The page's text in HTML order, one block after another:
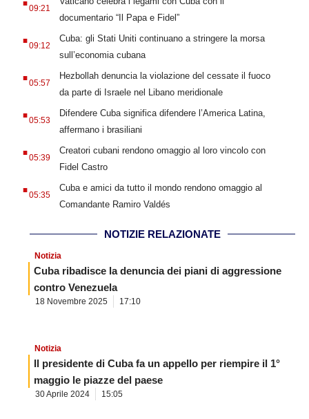
09:21
documentario “Il Papa e Fidel”
.09:12
Cuba: gli Stati Uniti continuano a stringere la morsa
sull’economia cubana
.05:57
Hezbollah denuncia la violazione del cessate il fuoco
da parte di Israele nel Libano meridionale
.05:53
Difendere Cuba significa difendere l’America Latina,
affermano i brasiliani
.05:39
Creatori cubani rendono omaggio al loro vincolo con
Fidel Castro
.05:35
Cuba e amici da tutto il mondo rendono omaggio al
Comandante Ramiro Valdés
NOTIZIE RELAZIONATE
Notizia
Cuba ribadisce la denuncia dei piani di aggressione
contro Venezuela
18 Novembre 2025 17:10
Notizia
Il presidente di Cuba fa un appello per riempire il 1°
maggio le piazze del paese
30 Aprile 2024 15:05